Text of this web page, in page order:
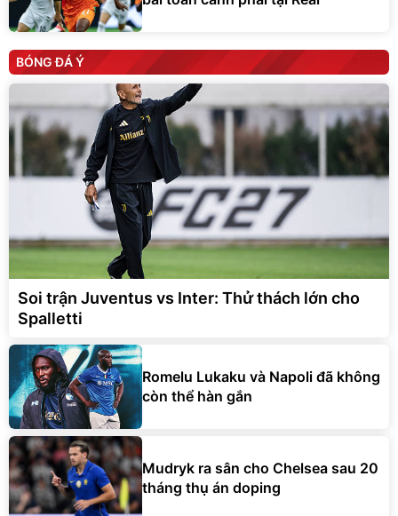
BÓNG ĐÁ Ý
Soi trận Juventus vs Inter: Thử thách lớn cho
Spalletti
Romelu Lukaku và Napoli đã không
còn thể hàn gắn
Mudryk ra sân cho Chelsea sau 20
tháng thụ án doping